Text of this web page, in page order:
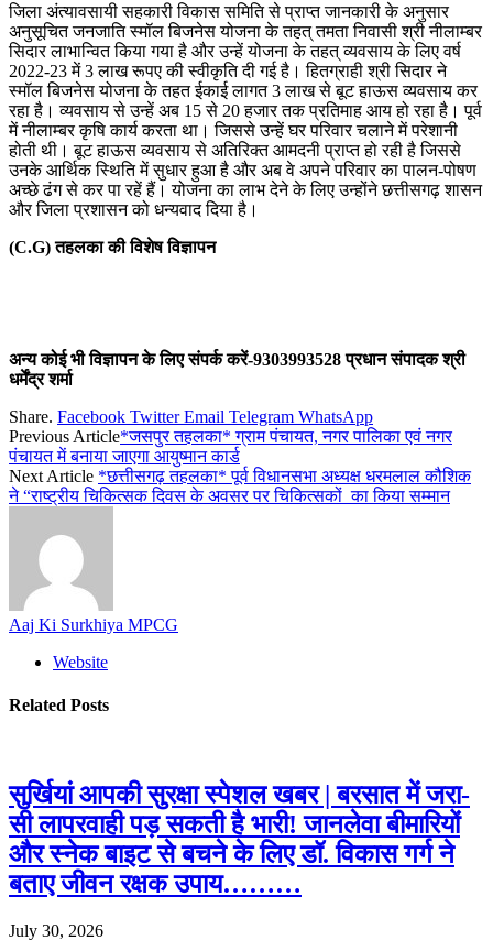
जिला अंत्यावसायी सहकारी विकास समिति से प्राप्त जानकारी के अनुसार
अनुसूचित जनजाति स्मॉल बिजनेस योजना के तहत् तमता निवासी श्री नीलाम्बर
सिदार लाभान्वित किया गया है और उन्हें योजना के तहत् व्यवसाय के लिए वर्ष
2022-23 में 3 लाख रूपए की स्वीकृति दी गई है। हितग्राही श्री सिदार ने
स्मॉल बिजनेस योजना के तहत ईकाई लागत 3 लाख से बूट हाऊस व्यवसाय कर
रहा है। व्यवसाय से उन्हें अब 15 से 20 हजार तक प्रतिमाह आय हो रहा है। पूर्व
में नीलाम्बर कृषि कार्य करता था। जिससे उन्हें घर परिवार चलाने में परेशानी
होती थी। बूट हाऊस व्यवसाय से अतिरिक्त आमदनी प्राप्त हो रही है जिससे
उनके आर्थिक स्थिति में सुधार हुआ है और अब वे अपने परिवार का पालन-पोषण
अच्छे ढंग से कर पा रहें हैं। योजना का लाभ देने के लिए उन्होंने छत्तीसगढ़ शासन
और जिला प्रशासन को धन्यवाद दिया है।
(C.G) तहलका की विशेष विज्ञापन
अन्य कोई भी विज्ञापन के लिए संपर्क करें-9303993528 प्रधान संपादक श्री
धर्मेंद्र शर्मा
Share. Facebook Twitter Email Telegram WhatsApp
Previous Article*जसपुर तहलका* ग्राम पंचायत, नगर पालिका एवं नगर
पंचायत में बनाया जाएगा आयुष्मान कार्ड
Next Article *छत्तीसगढ़ तहलका* पूर्व विधानसभा अध्यक्ष धरमलाल कौशिक
ने “राष्ट्रीय चिकित्सक दिवस के अवसर पर चिकित्सकों का किया सम्मान
Aaj Ki Surkhiya MPCG
Website
Related Posts
सुर्खियां आपकी सुरक्षा स्पेशल खबर | बरसात में जरा-
सी लापरवाही पड़ सकती है भारी! जानलेवा बीमारियों
और स्नेक बाइट से बचने के लिए डॉ. विकास गर्ग ने
बताए जीवन रक्षक उपाय………
July 30, 2026